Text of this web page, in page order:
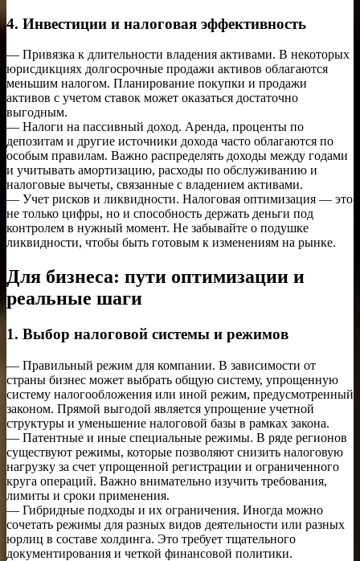
4. Инвестиции и налоговая эффективность
— Привязка к длительности владения активами. В некоторых
юрисдикциях долгосрочные продажи активов облагаются
меньшим налогом. Планирование покупки и продажи
активов с учетом ставок может оказаться достаточно
выгодным.
— Налоги на пассивный доход. Аренда, проценты по
депозитам и другие источники дохода часто облагаются по
особым правилам. Важно распределять доходы между годами
и учитывать амортизацию, расходы по обслуживанию и
налоговые вычеты, связанные с владением активами.
— Учет рисков и ликвидности. Налоговая оптимизация — это
не только цифры, но и способность держать деньги под
контролем в нужный момент. Не забывайте о подушке
ликвидности, чтобы быть готовым к изменениям на рынке.
Для бизнеса: пути оптимизации и
реальные шаги
1. Выбор налоговой системы и режимов
— Правильный режим для компании. В зависимости от
страны бизнес может выбрать общую систему, упрощенную
систему налогообложения или иной режим, предусмотренный
законом. Прямой выгодой является упрощение учетной
структуры и уменьшение налоговой базы в рамках закона.
— Патентные и иные специальные режимы. В ряде регионов
существуют режимы, которые позволяют снизить налоговую
нагрузку за счет упрощенной регистрации и ограниченного
круга операций. Важно внимательно изучить требования,
лимиты и сроки применения.
— Гибридные подходы и их ограничения. Иногда можно
сочетать режимы для разных видов деятельности или разных
юрлиц в составе холдинга. Это требует тщательного
документирования и четкой финансовой политики.